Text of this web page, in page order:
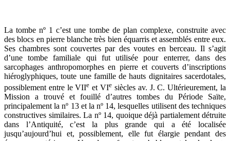
La tombe nº 1 c’est une tombe de plan complexe, construite avec
des blocs en pierre blanche très bien équarris et assemblés entre eux.
Ses chambres sont couvertes par des voutes en berceau. Il s’agit
d’une tombe familiale qui fut utilisée pour enterrer, dans des
sarcophages anthropomorphes en pierre et couverts d’inscriptions
hiéroglyphiques, toute une famille de hauts dignitaires sacerdotales,
possiblement entre le VIIe et VIe siècles av. J. C. Ultérieurement, la
Mission a trouvé et fouillé d’autres tombes du Période Saïte,
principalement la nº 13 et la nº 14, lesquelles utilisent des techniques
constructives similaires. La nº 14, quoique déjà partialement détruite
dans l’Antiquité, c’est la plus grande qui a été localisée
jusqu’aujourd’hui et, possiblement, elle fut élargie pendant des